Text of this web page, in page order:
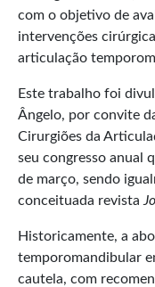
com o objetivo de
intervenções
articulação
Este trabalho foi
Ângelo, por convite
Cirurgiões da
seu congresso anual
de março, sendo
conceituada revista
Historicamente, a
temporomandibular
cautela, com